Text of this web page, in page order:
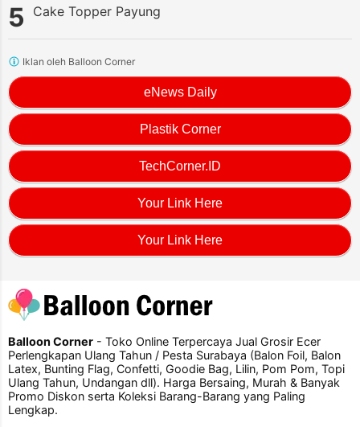
Cake Topper Payung
eNews Daily
Plastik Corner
TechCorner.ID
Your Link Here
Your Link Here
Iklan oleh Balloon Corner
Balloon Corner - Toko Online Terpercaya Jual Grosir Ecer
Perlengkapan Ulang Tahun / Pesta Surabaya (Balon Foil, Balon
Latex, Bunting Flag, Confetti, Goodie Bag, Lilin, Pom Pom, Topi
Ulang Tahun, Undangan dll). Harga Bersaing, Murah & Banyak
Promo Diskon serta Koleksi Barang-Barang yang Paling
Lengkap.